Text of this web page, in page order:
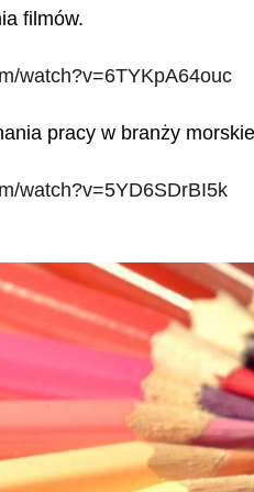
filmów.
watch?v=6TYKpA64ouc
pracy w branży
watch?v=5YD6SDrBI5k